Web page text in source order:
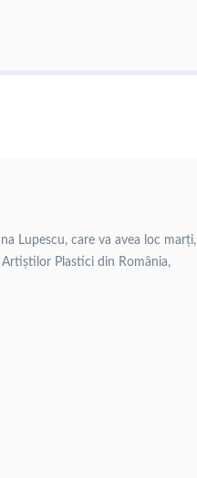
Lupescu, care va avea loc marți,
Plastici din România,